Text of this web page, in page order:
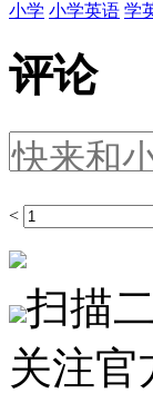
小学 小学英语 学
评论
<
扫描
关注官